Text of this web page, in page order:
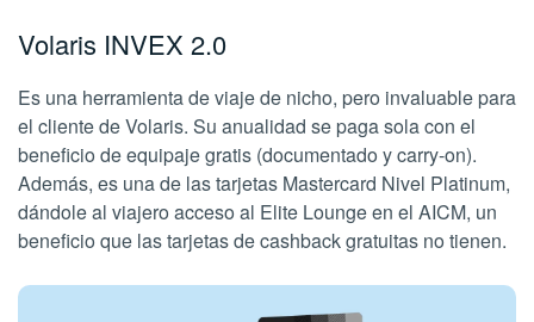
Volaris INVEX 2.0
Es una herramienta de viaje de nicho, pero invaluable para
el cliente de Volaris. Su anualidad se paga sola con el
beneficio de equipaje gratis (documentado y carry-on).
Además, es una de las tarjetas Mastercard Nivel Platinum,
dándole al viajero acceso al Elite Lounge en el AICM, un
beneficio que las tarjetas de cashback gratuitas no tienen.